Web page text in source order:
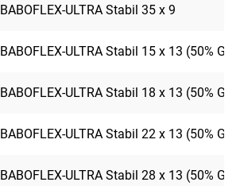
BABOFLEX-ULTRA Stabil 35 x 9
BABOFLEX-ULTRA Stabil 15 x 13 (50%
BABOFLEX-ULTRA Stabil 18 x 13 (50%
BABOFLEX-ULTRA Stabil 22 x 13 (50%
BABOFLEX-ULTRA Stabil 28 x 13 (50%